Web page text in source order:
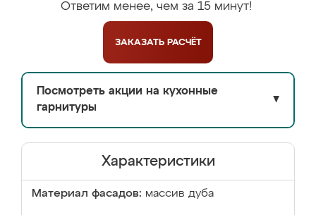
Ответим менее, чем за 15 минут!
ЗАКАЗАТЬ РАСЧЁТ
Посмотреть акции на кухонные
гарнитуры
▼
Характеристики
Материал фасадов: массив дуба